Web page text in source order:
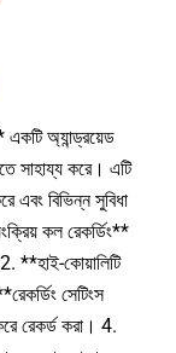
অ্যান্ড্রয়েড
সাহায্য করে। এটি
এবং বিভিন্ন সুবিধা
কল রেকর্ডিং**
**হাই-কোয়ালিটি
সেটিংস
করে রেকর্ড করা। 4.